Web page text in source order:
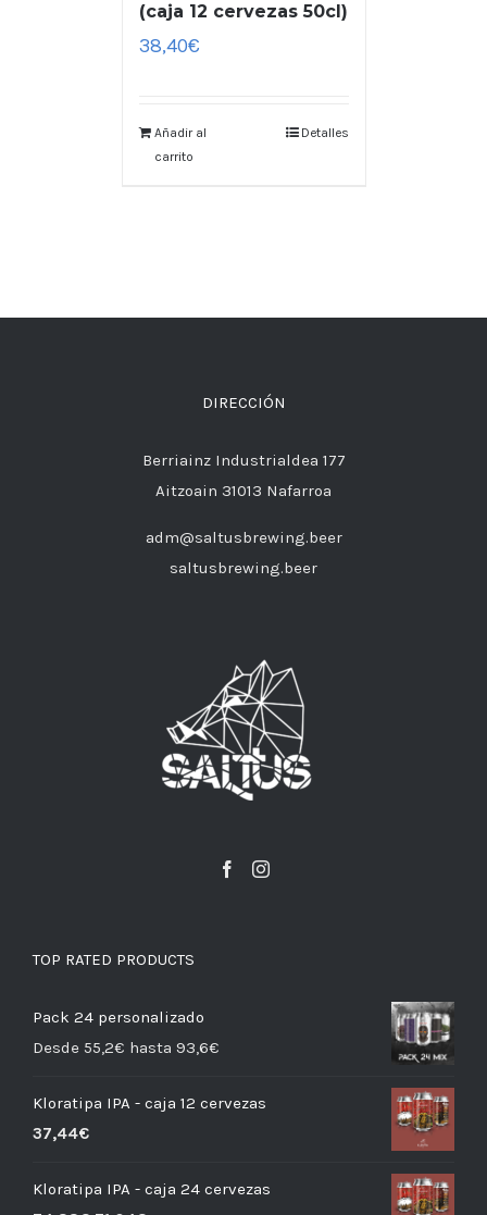
(caja 12 cervezas 50cl)
38,40€
Añadir al
carrito
Detalles
DIRECCIÓN
Berriainz Industrialdea 177
Aitzoain 31013 Nafarroa
adm@saltusbrewing.beer
saltusbrewing.beer
TOP RATED PRODUCTS
Pack 24 personalizado
Desde 55,2€ hasta 93,6€
Kloratipa IPA - caja 12 cervezas
37,44€
Kloratipa IPA - caja 24 cervezas